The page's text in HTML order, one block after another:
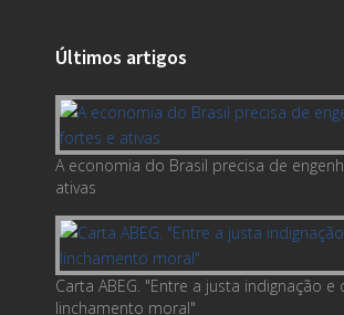
Últimos artigos
A economia do Brasil precisa de
ativas
Carta ABEG. "Entre a justa indignação e
linchamento moral"